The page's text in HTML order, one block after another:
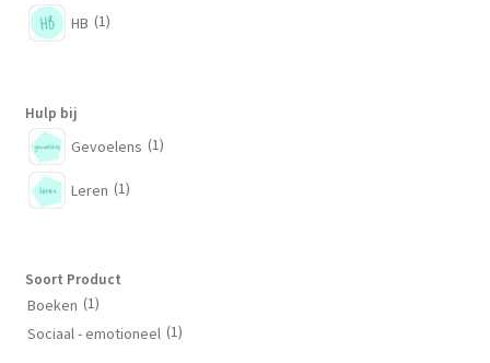
HB (1)
Hulp bij
Gevoelens (1)
Leren (1)
Soort Product
Boeken (1)
Sociaal - emotioneel (1)